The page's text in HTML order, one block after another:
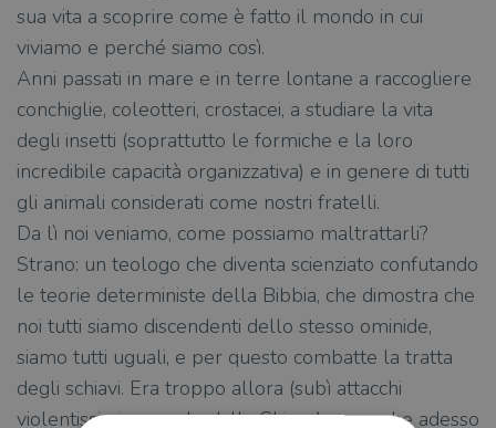
sua vita a scoprire come è fatto il mondo in cui
viviamo e perché siamo così.
Anni passati in mare e in terre lontane a raccogliere
conchiglie, coleotteri, crostacei, a studiare la vita
degli insetti (soprattutto le formiche e la loro
incredibile capacità organizzativa) e in genere di tutti
gli animali considerati come nostri fratelli.
Da lì noi veniamo, come possiamo maltrattarli?
Strano: un teologo che diventa scienziato confutando
le teorie deterministe della Bibbia, che dimostra che
noi tutti siamo discendenti dello stesso ominide,
siamo tutti uguali, e per questo combatte la tratta
degli schiavi. Era troppo allora (subì attacchi
violentissimi non solo dalla Chiesa) ma anche adesso